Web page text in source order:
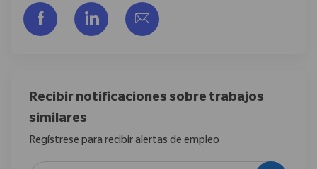
Compartir a través de Facebook
Compartir a través de LinkedIn
Compartir por correo
Recibir notificaciones sobre trabajos
similares
Regístrese para recibir alertas de empleo